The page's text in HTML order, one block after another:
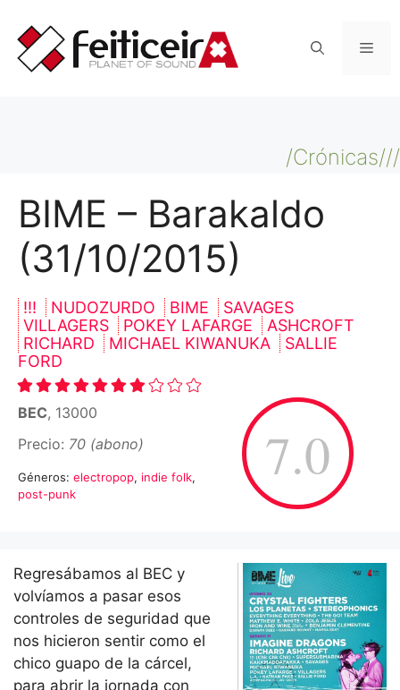
contenido
/Crónicas///
BIME – Barakaldo
(31/10/2015)
!!! NUDOZURDO BIME
SAVAGES
VILLAGERS
POKEY LAFARGE
ASHCROFT
RICHARD
MICHAEL KIWANUKA
SALLIE
FORD
7.0
BEC, 13000
Precio: 70 (abono)
Géneros: electropop, indie folk,
post-punk
Regresábamos al BEC y
volvíamos a pasar esos
controles de seguridad que
nos hicieron sentir como el
chico guapo de la cárcel,
para abrir la jornada con